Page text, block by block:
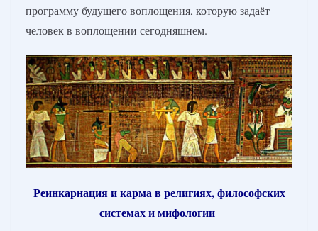
программу будущего воплощения, которую задаёт
человек в воплощении сегодняшнем.
Реинкарнация и карма в религиях, философских
системах и мифологии